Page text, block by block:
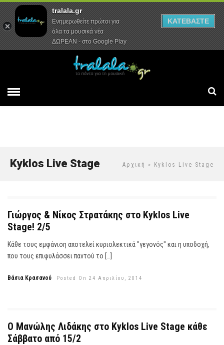
Αρχική Συνεντεύξεις Ρεπορτάζ
Αρχική » Kyklos Live Stage
Kyklos Live Stage
Γιώργος & Νίκος Στρατάκης στο Kyklos Live
Stage! 2/5
Κάθε τους εμφάνιση αποτελεί κυριολεκτικά "γεγονός" και η υποδοχή,
που τους επιφυλάσσει παντού το […]
Βάσια Κρασανού Posted On 24 Απριλίου, 2014
Ο Μανώλης Λιδάκης στο Kyklos Live Stage κάθε
Σάββατο από 15/2
tralala.gr
Ενημερωθείτε πρώτοι για
όλα τα μουσικά νέα
ΔΩΡΕΑΝ - στο Google Play
ΚΑΤΕΒΑΣΤΕ